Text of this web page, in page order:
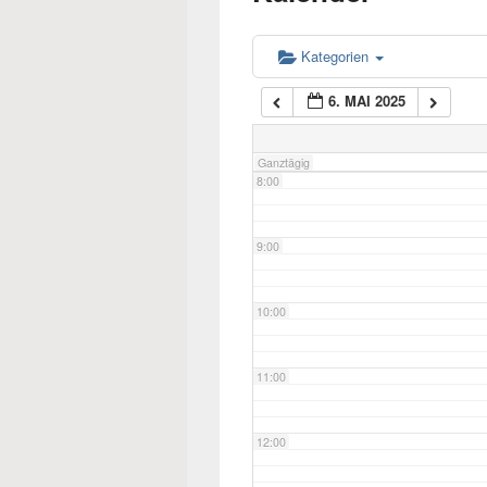
Kategorien
6. MAI 2025
Ganztägig
6:00
7:00
8:00
9:00
10:00
11:00
12:00